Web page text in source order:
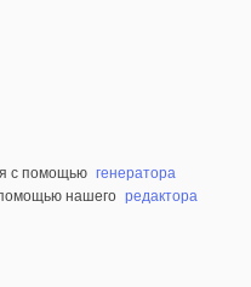
с помощью генератора
нашего редактора